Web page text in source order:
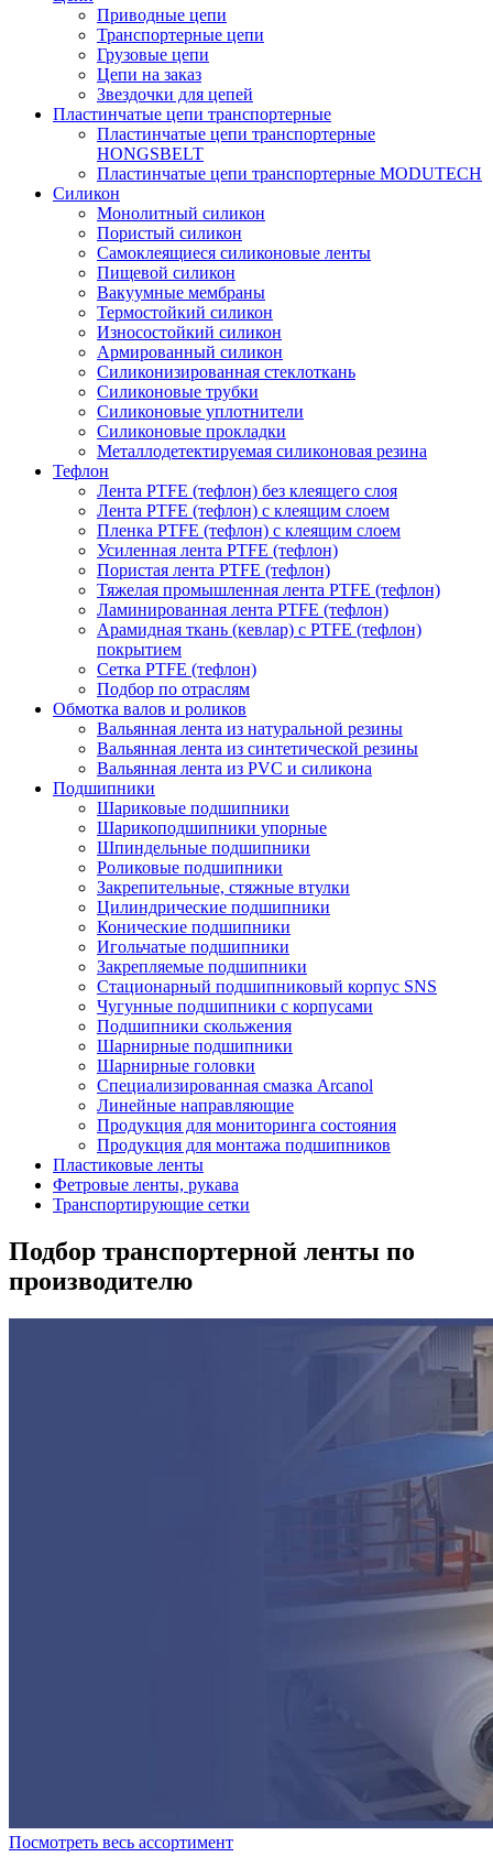
Приводные цепи
Транспортерные цепи
Грузовые цепи
Цепи на заказ
Звездочки для цепей
Пластинчатые цепи транспортерные
Пластинчатые цепи транспортерные
HONGSBELT
Пластинчатые цепи транспортерные MODUTECH
Силикон
Монолитный силикон
Пористый силикон
Самоклеящиеся силиконовые ленты
Пищевой силикон
Вакуумные мембраны
Термостойкий силикон
Износостойкий силикон
Армированный силикон
Силиконизированная стеклоткань
Силиконовые трубки
Силиконовые уплотнители
Силиконовые прокладки
Металлодетектируемая силиконовая резина
Тефлон
Лента PTFE (тефлон) без клеящего слоя
Лента PTFE (тефлон) с клеящим слоем
Пленка PTFE (тефлон) с клеящим слоем
Усиленная лента PTFE (тефлон)
Пористая лента PTFE (тефлон)
Тяжелая промышленная лента PTFE (тефлон)
Ламинированная лента PTFE (тефлон)
Арамидная ткань (кевлар) с PTFE (тефлон)
покрытием
Сетка PTFE (тефлон)
Подбор по отраслям
Обмотка валов и роликов
Вальянная лента из натуральной резины
Вальянная лента из синтетической резины
Вальянная лента из PVC и силикона
Подшипники
Шариковые подшипники
Шарикоподшипники упорные
Шпиндельные подшипники
Роликовые подшипники
Закрепительные, стяжные втулки
Цилиндрические подшипники
Конические подшипники
Игольчатые подшипники
Закрепляемые подшипники
Стационарный подшипниковый корпус SNS
Чугунные подшипники с корпусами
Подшипники скольжения
Шарнирные подшипники
Шарнирные головки
Специализированная смазка Arcanol
Линейные направляющие
Продукция для мониторинга состояния
Продукция для монтажа подшипников
Пластиковые ленты
Фетровые ленты, рукава
Транспортирующие сетки
Подбор транспортерной ленты по
производителю
Посмотреть весь ассортимент